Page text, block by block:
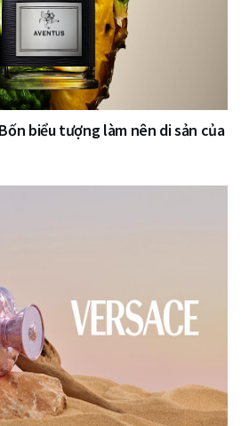
biểu tượng làm nên di sản của